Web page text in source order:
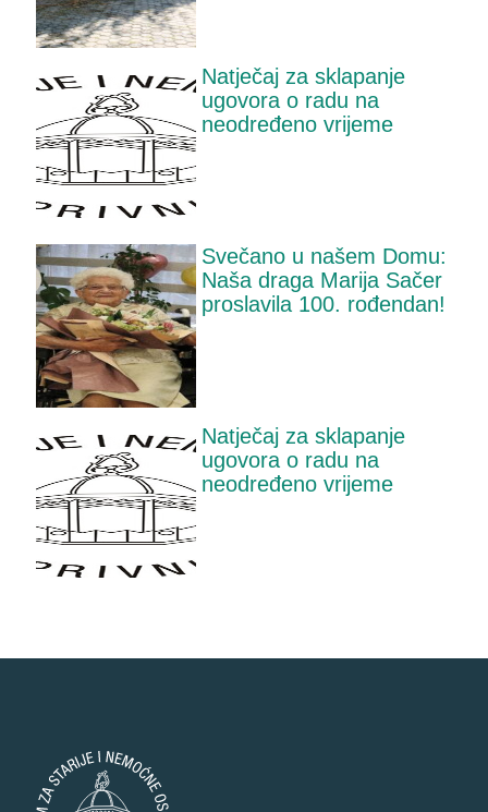
Natječaj za sklapanje
ugovora o radu na
neodređeno vrijeme
Svečano u našem Domu:
Naša draga Marija Sačer
proslavila 100. rođendan!
Natječaj za sklapanje
ugovora o radu na
neodređeno vrijeme